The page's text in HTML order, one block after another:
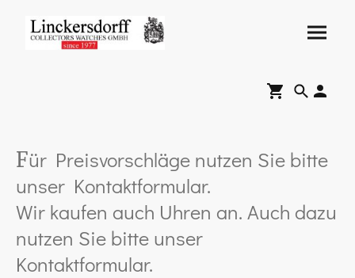
Für Preisvorschläge nutzen Sie bitte
unser Kontaktformular.
Wir kaufen auch Uhren an. Auch dazu
nutzen Sie bitte unser
Kontaktformular.